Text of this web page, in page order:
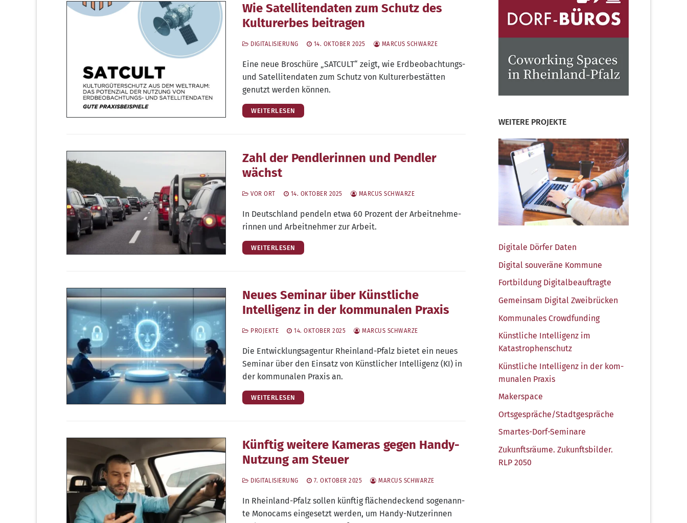
Wie Satellitendaten zum Schutz des
Kulturerbes beitragen
DIGITALISIERUNG 14. OKTOBER 2025 MARCUS SCHWARZE
Eine neue Bro­schü­re „SATCULT“ zeigt, wie Erd­be­ob­ach­tungs-
und Satel­li­ten­da­ten zum Schutz von Kul­tur­er­be­stät­ten
genutzt wer­den können.
WEITERLESEN
Zahl der Pendlerinnen und Pendler
wächst
VOR ORT 14. OKTOBER 2025 MARCUS SCHWARZE
In Deutsch­land pen­deln etwa 60 Pro­zent der Arbeit­neh­me­
rin­nen und Arbeit­neh­mer zur Arbeit.
WEITERLESEN
Neues Seminar über Künstliche
Intelligenz in der kommunalen Praxis
PROJEKTE 14. OKTOBER 2025 MARCUS SCHWARZE
Die Ent­wick­lungs­agen­tur Rhein­land-Pfalz bie­tet ein neu­es
Semi­nar über den Ein­satz von Künst­li­cher Intel­li­genz (KI) in
der kom­mu­na­len Pra­xis an.
WEITERLESEN
Künftig weitere Kameras gegen Handy-
Nutzung am Steuer
DIGITALISIERUNG 7. OKTOBER 2025 MARCUS SCHWARZE
In Rhein­land-Pfalz sol­len künf­tig flä­chen­de­ckend soge­nann­
te Mono­cams ein­ge­setzt wer­den, um Han­dy-Nut­ze­rin­nen
WEITERE PROJEKTE
Digi­ta­le Dör­fer Daten
Digi­tal sou­ve­rä­ne Kommune
Fort­bil­dung Digitalbeauftragte
Gemein­sam Digi­tal Zweibrücken
Kom­mu­na­les Crowdfunding
Künst­li­che Intel­li­genz im
Katastrophenschutz
Künst­li­che Intel­li­genz in der kom­
mu­na­len Praxis
Maker­space
Ortsgespräche/​Stadtgespräche
Smar­tes-Dorf-Semi­na­re
Zukunfts­räu­me. Zukunfts­bil­der.
RLP 2050